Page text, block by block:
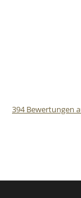
394Bewertungen